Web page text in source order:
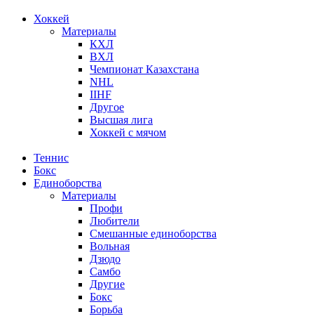
Хоккей
Материалы
КХЛ
ВХЛ
Чемпионат Казахстана
NHL
IIHF
Другое
Высшая лига
Хоккей с мячом
Теннис
Бокс
Единоборства
Материалы
Профи
Любители
Смешанные единоборства
Вольная
Дзюдо
Самбо
Другие
Бокс
Борьба